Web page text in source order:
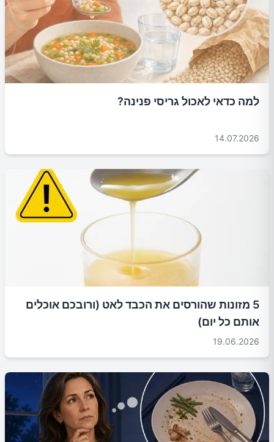
למה כדאי לאכול גריסי פנינה?
14.07.2026
5 מזונות שהורסים את הכבד לאט (ורובכם אוכלים
אותם כל יום)
19.06.2026